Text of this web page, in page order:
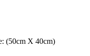
(50cm X 40cm)